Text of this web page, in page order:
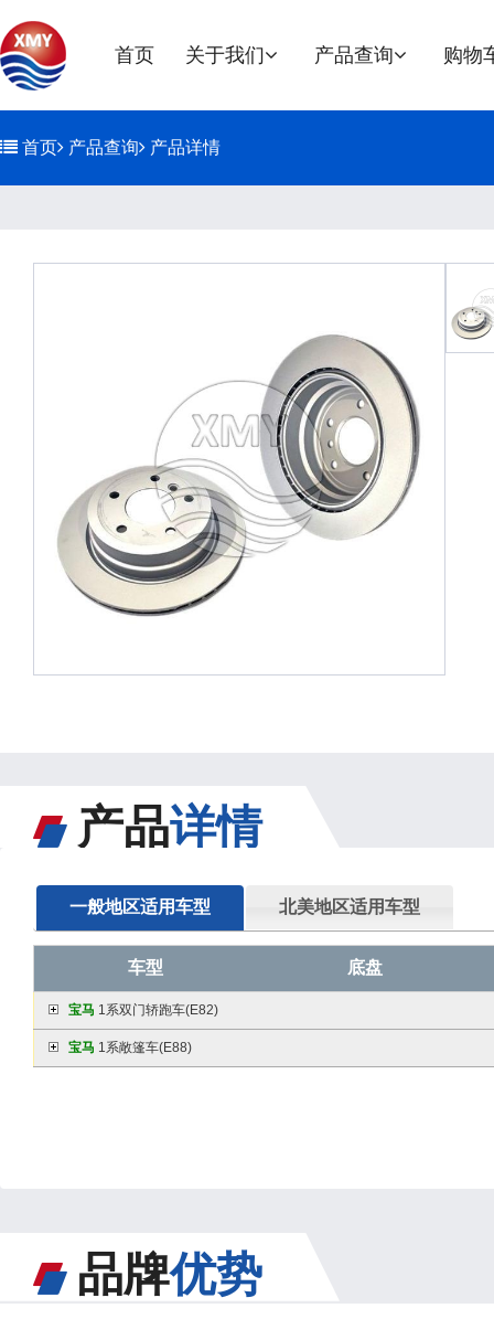
首页 关于我们
环境/职业健康
产品查询 购物
首页 产品查询 产品详情
产品详情
一般地区适用车型 北美地区适用车型
车型 底盘
宝马 1系双门轿跑车(E82)
宝马 1系敞篷车(E88)
品牌优势